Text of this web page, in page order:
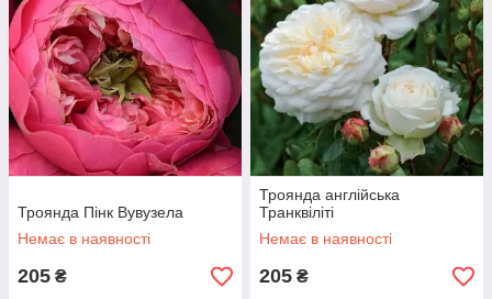
Троянда Пінк Вувузела
Немає в наявності
205 ₴
Троянда англійська
Транквіліті
Немає в наявності
205 ₴